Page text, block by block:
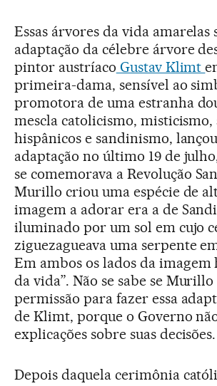
Essas árvores da vida amarelas
adaptação da célebre árvore
pintor austríaco Gustav Klimt
primeira-dama, sensível ao
promotora de uma estranha
mescla catolicismo,
hispânicos e sandinismo,
adaptação no último 19 de
se comemorava a Revolução
Murillo criou uma espécie de
imagem a adorar era a de
iluminado por um sol em cujo
ziguezagueava uma serpente
Em ambos os lados da imagem
da vida”. Não se sabe se
permissão para fazer essa
de Klimt, porque o Governo
explicações sobre suas decisões.
Depois daquela cerimônia